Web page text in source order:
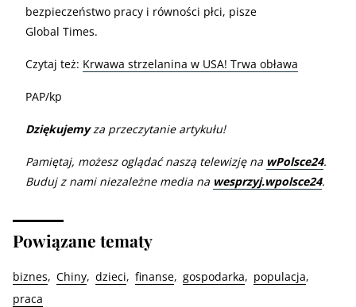
bezpieczeństwo pracy i równości płci, pisze
Global Times.
Czytaj też: Krwawa strzelanina w USA! Trwa obława
PAP/kp
Dziękujemyza przeczytanie artykułu!
Pamiętaj, możesz oglądać naszą telewizję na wPolsce24.
Buduj z nami niezależne media na wesprzyj.wpolsce24.
Powiązane tematy
biznes Chiny dzieci finanse gospodarka
populacja
praca